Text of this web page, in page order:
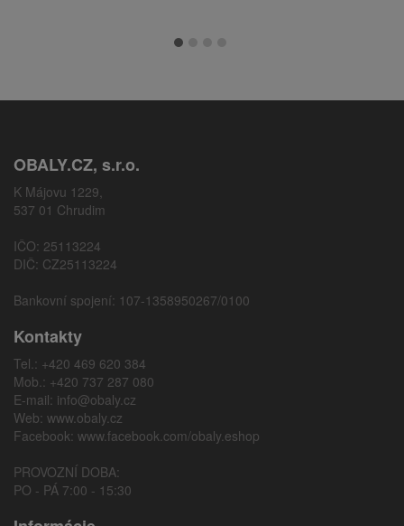
OBALY.CZ, s.r.o.
K Májovu 1229,
537 01 Chrudim
IČO: 25113224
DIČ: CZ25113224
Bankovní spojení: 107-1358950267/0100
Kontakty
Tel.: +420 469 620 384
Mob.: +420 737 287 080
E-mail: info@obaly.cz
Web: www.obaly.cz
Facebook: www.facebook.com/obaly.eshop
PROVOZNÍ DOBA:
PO - PÁ 7:00 - 15:30